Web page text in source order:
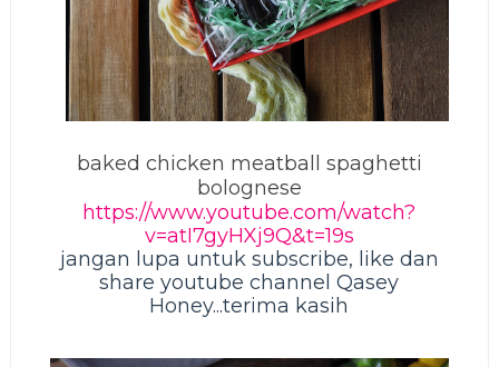
baked chicken meatball spaghetti
bolognese
https://www.youtube.com/watch?
v=atI7gyHXj9Q&t=19s
jangan lupa untuk subscribe, like dan
share youtube channel Qasey
Honey...terima kasih